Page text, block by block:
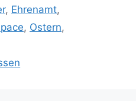
, Ehrenamt,
, Ostern,